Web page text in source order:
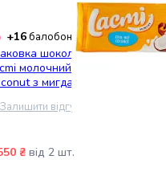
+16балобонусів
шоколаду Roshen
молочний Cool-Nut-
з мигдалем та кокосом
Залишити відгук
₴ від 2 шт.